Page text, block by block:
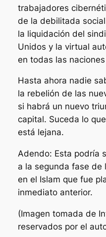
trabajadores
de la debilitada
la liquidación del
Unidos y la virtual
en todas las
Hasta ahora nadie
la rebelión de las
si habrá un nuevo
capital. Suceda lo
está lejana.
Adendo: Esta podría
a la segunda fase de
en el Islam que fue
inmediato anterior.
(Imagen tomada de
reservados por el